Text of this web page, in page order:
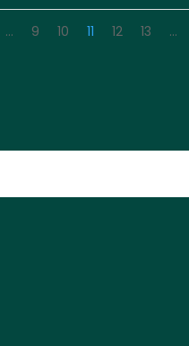
… 9 10 11 12 13 …